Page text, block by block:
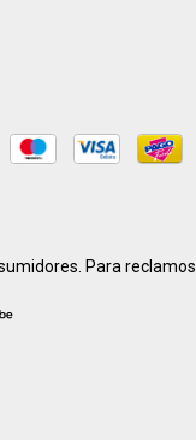
Para reclamos